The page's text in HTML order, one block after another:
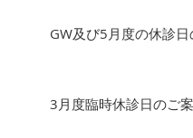
GW及び5月度の休診
3月度臨時休診日のご